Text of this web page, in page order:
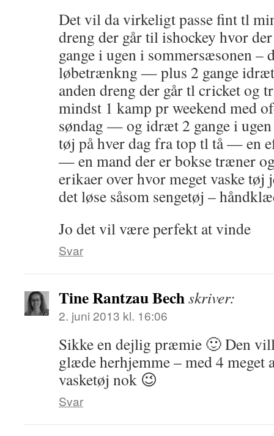
Det vil da virkeligt passe fint tl
dreng der går til ishockey hvor
gange i ugen i sommersæsonen –
løbetrænkng — plus 2 gange
anden dreng der går tl cricket og
mindst 1 kamp pr weekend med
søndag — og idræt 2 gange i
tøj på hver dag fra top tl tå — en
— en mand der er bokse træner
erikaer over hvor meget vaske
det løse såsom sengetøj –
Jo det vil være perfekt at vinde
Svar
Tine Rantzau Bechskriver:
2. juni 2013 kl. 16:06
Sikke en dejlig præmie 🙂 Den
glæde herhjemme – med 4 meget
vasketøj nok 😉
Svar